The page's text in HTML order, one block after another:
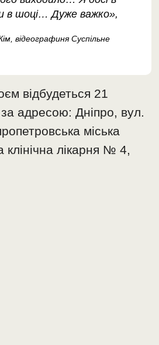
в шоці… Дуже важко»,
відеографиня Суспільне
відбудеться 21
адресою: Дніпро, вул.
міська
клінічна лікарня № 4,